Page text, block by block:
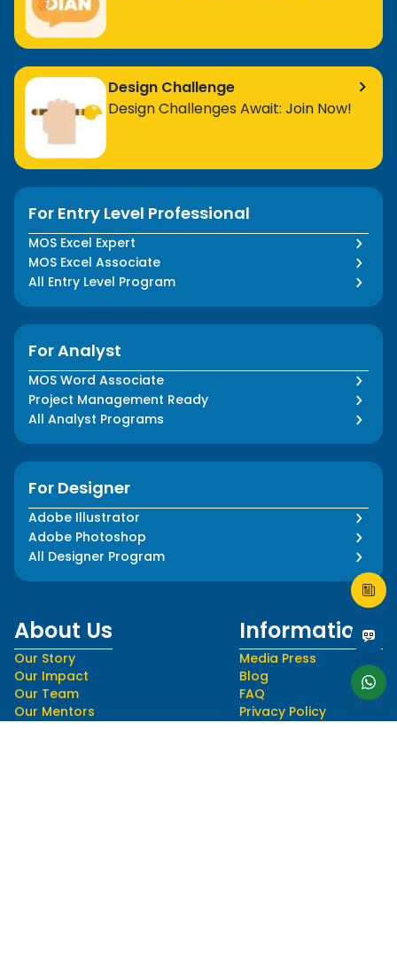
Design Challenge
Design Challenges Await: Join Now!
For Entry Level Professional
MOS Excel Expert
MOS Excel Associate
All Entry Level Program
For Analyst
MOS Word Associate
Project Management Ready
All Analyst Programs
For Designer
Adobe Illustrator
Adobe Photoshop
All Designer Program
About Us
Our Story
Our Impact
Our Team
Our Mentors
Informations
Media Press
Blog
FAQ
Privacy Policy